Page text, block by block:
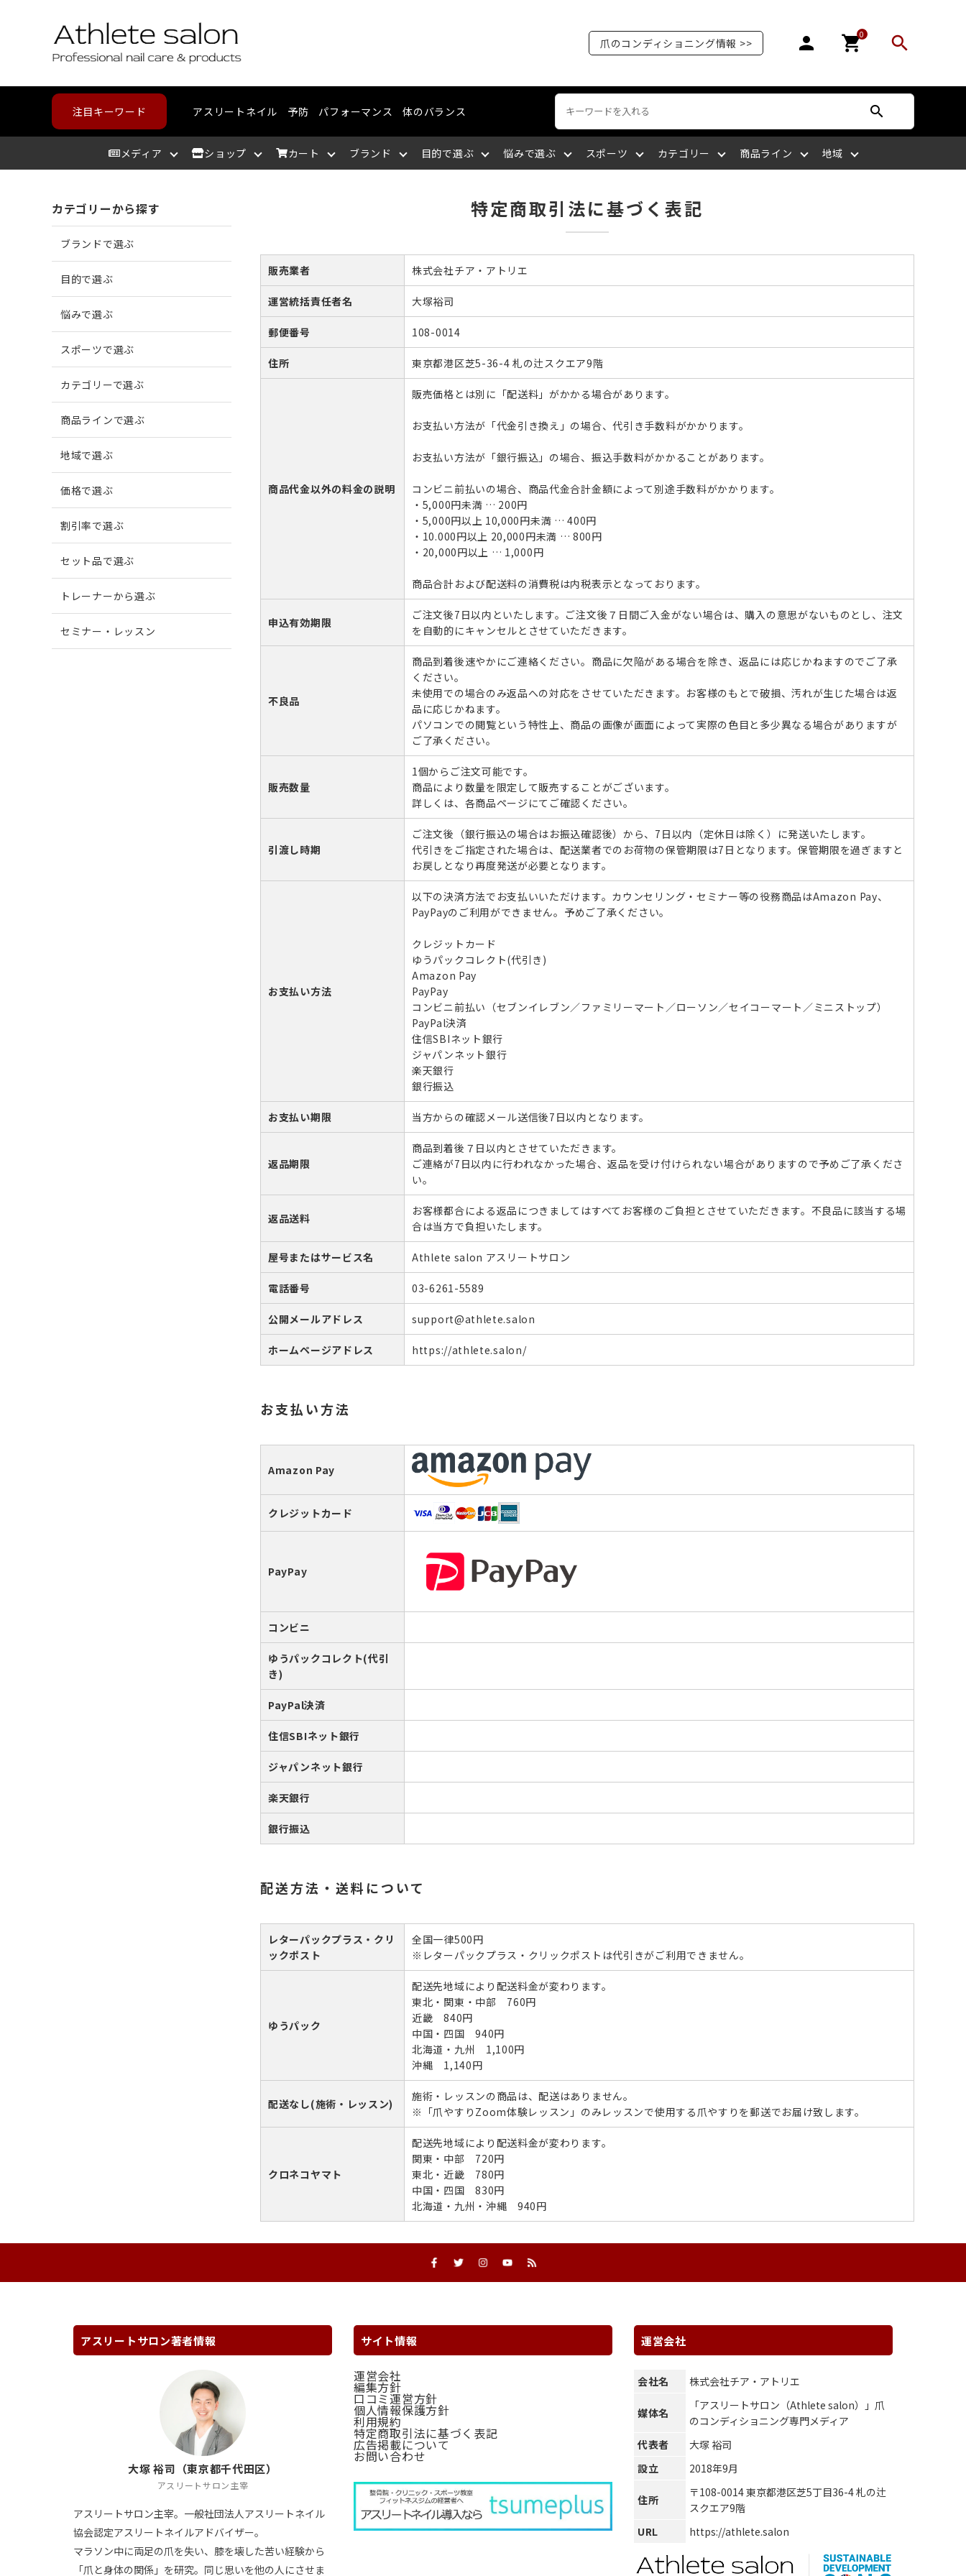
爪のコンディショニング情報 >> person 0
shopping_cart search
注目キーワード アスリートネイル 予防 パフォーマンス 体のバランス search
メディア ショップ カート ブランド
アスリートサロン エミューオイル
目的で選ぶ
爪を洗う 爪を育成する
爪を保湿する 爪の相談をする 爪について知る
角質を取り除く 筋肉をサポートする 筋肉の疲れを取る マッサージをする
悩みで選ぶ
爪が割れる 爪に出血が出る
爪が薄い 爪が分厚い 爪を大きくしたい
二枚爪になっている 巻き爪になっている 深爪になっている 爪を噛む
爪がでこぼこする 爪に縦筋がある 爪が緑色になっている
爪が反る 爪が白い斑がある
スポーツ
野球・高校野球 陸上競技
バスケットボール テニス バドミントン
ボルダリング 水泳 空手 剣道
柔道 ボウリング ヨガ・ピラティス
カテゴリー
ハンドケア ネイルケア
カウンセリング 爪の補強・補修
商品ライン
スポーツメディカルライン コスメティクスライン
地域
北海道 関東
中部 近畿 中国
九州
特定商取引法に基づく表記
販売業者 株式会社チア・アトリエ
運営統括責任者名 大塚裕司
郵便番号 108-0014
住所 東京都港区芝5-36-4 札の辻スクエア9階
商品代金以外の料金の説明
販売価格とは別に「配送料」がかかる場合があります。
お支払い方法が「代金引き換え」の場合、代引き手数料がかかります。
お支払い方法が「銀行振込」の場合、振込手数料がかかることがあります。
コンビニ前払いの場合、商品代金合計金額によって別途手数料がかかります。
・5,000円未満 … 200円
・5,000円以上 10,000円未満 … 400円
・10.000円以上 20,000円未満 … 800円
・20,000円以上 … 1,000円
商品合計および配送料の消費税は内税表示となっております。
申込有効期限
ご注文後7日以内といたします。ご注文後７日間ご入金がない場合は、購入の意思がないものとし、注文
を自動的にキャンセルとさせていただきます。
不良品
商品到着後速やかにご連絡ください。商品に欠陥がある場合を除き、返品には応じかねますのでご了承
ください。
未使用での場合のみ返品への対応をさせていただきます。お客様のもとで破損、汚れが生じた場合は返
品に応じかねます。
パソコンでの閲覧という特性上、商品の画像が画面によって実際の色目と多少異なる場合がありますが
ご了承ください。
販売数量
1個からご注文可能です。
商品により数量を限定して販売することがございます。
詳しくは、各商品ページにてご確認ください。
引渡し時期
ご注文後（銀行振込の場合はお振込確認後）から、7日以内（定休日は除く）に発送いたします。
代引きをご指定された場合は、配送業者でのお荷物の保管期限は7日となります。保管期限を過ぎますと
お戻しとなり再度発送が必要となります。
お支払い方法
以下の決済方法でお支払いいただけます。カウンセリング・セミナー等の役務商品はAmazon Pay、
PayPayのご利用ができません。予めご了承ください。
クレジットカード
ゆうパックコレクト(代引き)
Amazon Pay
PayPay
コンビニ前払い（セブンイレブン／ファミリーマート／ローソン／セイコーマート／ミニストップ）
PayPal決済
住信SBIネット銀行
ジャパンネット銀行
楽天銀行
銀行振込
お支払い期限 当方からの確認メール送信後7日以内となります。
返品期限
商品到着後７日以内とさせていただきます。
ご連絡が7日以内に行われなかった場合、返品を受け付けられない場合がありますので予めご了承くださ
い。
返品送料
お客様都合による返品につきましてはすべてお客様のご負担とさせていただきます。不良品に該当する場
合は当方で負担いたします。
屋号またはサービス名 Athlete salon アスリートサロン
電話番号 03-6261-5589
公開メールアドレス support@athlete.salon
ホームページアドレス https://athlete.salon/
お支払い方法
Amazon Pay
クレジットカード
PayPay
コンビニ
ゆうパックコレクト(代引
き)
PayPal決済
住信SBIネット銀行
ジャパンネット銀行
楽天銀行
銀行振込
配送方法・送料について
レターパックプラス・クリ
ックポスト
全国一律500円
※レターパックプラス・クリックポストは代引きがご利用できません。
ゆうパック
配送先地域により配送料金が変わります。
東北・関東・中部 760円
近畿 840円
中国・四国 940円
北海道・九州 1,100円
沖縄 1,140円
配送なし(施術・レッスン)
施術・レッスンの商品は、配送はありません。
※「爪やすりZoom体験レッスン」のみレッスンで使用する爪やすりを郵送でお届け致します。
クロネコヤマト
配送先地域により配送料金が変わります。
関東・中部 720円
東北・近畿 780円
中国・四国 830円
北海道・九州・沖縄 940円
カテゴリーから探す
ブランドで選ぶ
目的で選ぶ
悩みで選ぶ
スポーツで選ぶ
カテゴリーで選ぶ
商品ラインで選ぶ
地域で選ぶ
価格で選ぶ
割引率で選ぶ
セット品で選ぶ
トレーナーから選ぶ
セミナー・レッスン
アスリートサロン著者情報
大塚 裕司（東京都千代田区）
アスリートサロン主宰
アスリートサロン主宰。一般社団法人アスリートネイル
協会認定アスリートネイルアドバイザー。
マラソン中に両足の爪を失い、膝を壊した苦い経験から
「爪と身体の関係」を研究。同じ思いを他の人にさせま
サイト情報
運営会社
編集方針
口コミ運営方針
個人情報保護方針
利用規約
特定商取引法に基づく表記
広告掲載について
お問い合わせ
運営会社
会社名 株式会社チア・アトリエ
媒体名
「アスリートサロン（Athlete salon）」爪
のコンディショニング専門メディア
代表者
大塚 裕司
設立
2018年9月
住所
〒108-0014 東京都港区芝5丁目36-4 札の辻
スクエア9階
URL
https://athlete.salon